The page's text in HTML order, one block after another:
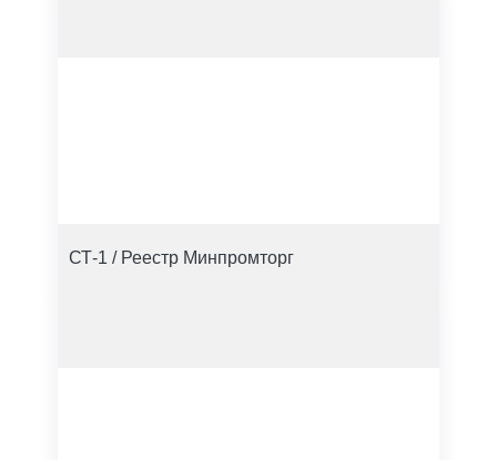
СТ-1 / Реестр Минпромторг